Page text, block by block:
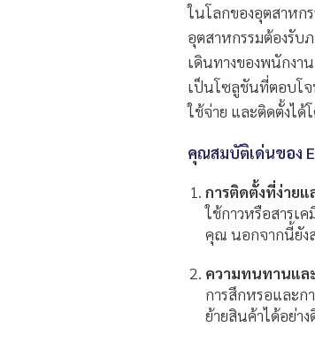
ในโลกของอุตสาหก
อุตสาหกรรมต้องรับ
เดินทางของพนักงา
เป็นโซลูชันที่ตอบโ
ใช้จ่าย และติดตั้งได้
คุณสมบัติเด่นของ
การติดตั้งที่ง่ายแ
ใช้กาวหรือสารเ
คุณ นอกจากนี้ยัง
ความทนทานแล
การสึกหรอและก
ย้ายสินค้าได้อย่า